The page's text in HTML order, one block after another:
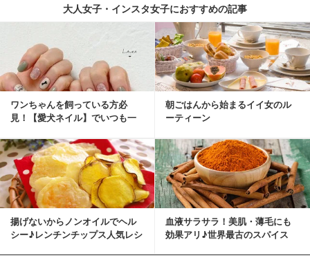
大人女子・インスタ女子におすすめの記事
ワンちゃんを飼っている方必
見！【愛犬ネイル】でいつも一
朝ごはんから始まるイイ女のル
ーティーン
揚げないからノンオイルでヘル
シー♪レンチンチップス人気レシ
血液サラサラ！美肌・薄毛にも
効果アリ♪世界最古のスパイス